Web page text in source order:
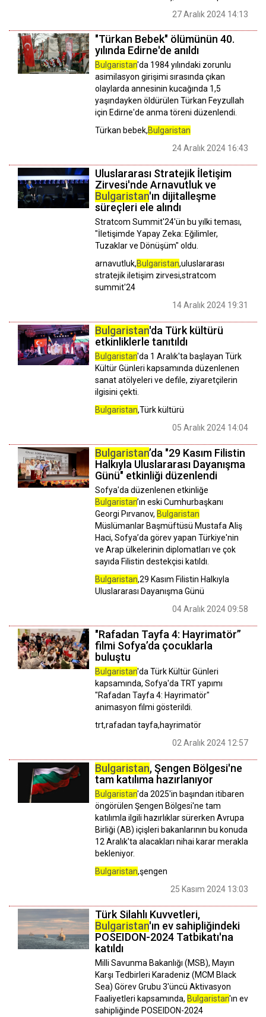
27 Aralık 2024 14:13
"Türkan Bebek" ölümünün 40.
yılında Edirne'de anıldı
Bulgaristan'da 1984 yılındaki zorunlu
asimilasyon girişimi sırasında çıkan
olaylarda annesinin kucağında 1,5
yaşındayken öldürülen Türkan Feyzullah
için Edirne'de anma töreni düzenlendi.
Türkan bebek,Bulgaristan
24 Aralık 2024 16:43
Uluslararası Stratejik İletişim
Zirvesi'nde Arnavutluk ve
Bulgaristan'ın dijitalleşme
süreçleri ele alındı
Stratcom Summit'24'ün bu yılki teması,
"İletişimde Yapay Zeka: Eğilimler,
Tuzaklar ve Dönüşüm" oldu.
arnavutluk,Bulgaristan,uluslararası
stratejik iletişim zirvesi,stratcom
summit'24
14 Aralık 2024 19:31
Bulgaristan'da Türk kültürü
etkinliklerle tanıtıldı
Bulgaristan'da 1 Aralık'ta başlayan Türk
Kültür Günleri kapsamında düzenlenen
sanat atölyeleri ve defile, ziyaretçilerin
ilgisini çekti.
Bulgaristan,Türk kültürü
05 Aralık 2024 14:04
Bulgaristan’da "29 Kasım Filistin
Halkıyla Uluslararası Dayanışma
Günü" etkinliği düzenlendi
Sofya'da düzenlenen etkinliğe
Bulgaristan’ın eski Cumhurbaşkanı
Georgi Pırvanov, Bulgaristan
Müslümanlar Başmüftüsü Mustafa Aliş
Haci, Sofya’da görev yapan Türkiye'nin
ve Arap ülkelerinin diplomatları ve çok
sayıda Filistin destekçisi katıldı.
Bulgaristan,29 Kasım Filistin Halkıyla
Uluslararası Dayanışma Günü
04 Aralık 2024 09:58
"Rafadan Tayfa 4: Hayrimatör”
filmi Sofya’da çocuklarla
buluştu
Bulgaristan'da Türk Kültür Günleri
kapsamında, Sofya'da TRT yapımı
"Rafadan Tayfa 4: Hayrimatör"
animasyon filmi gösterildi.
trt,rafadan tayfa,hayrimatör
02 Aralık 2024 12:57
Bulgaristan, Şengen Bölgesi'ne
tam katılıma hazırlanıyor
Bulgaristan'da 2025'in başından itibaren
öngörülen Şengen Bölgesi'ne tam
katılımla ilgili hazırlıklar sürerken Avrupa
Birliği (AB) içişleri bakanlarının bu konuda
12 Aralık'ta alacakları nihai karar merakla
bekleniyor.
Bulgaristan,şengen
25 Kasım 2024 13:03
Türk Silahlı Kuvvetleri,
Bulgaristan'ın ev sahipliğindeki
POSEIDON-2024 Tatbikatı'na
katıldı
Milli Savunma Bakanlığı (MSB), Mayın
Karşı Tedbirleri Karadeniz (MCM Black
Sea) Görev Grubu 3'üncü Aktivasyon
Faaliyetleri kapsamında, Bulgaristan'ın ev
sahipliğinde POSEIDON-2024